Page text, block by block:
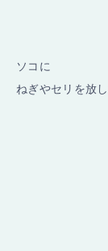
ソコに
ねぎやセリを放